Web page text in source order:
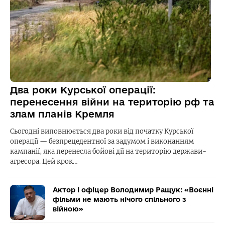
Два роки Курської операції:
перенесення війни на територію рф та
злам планів Кремля
Сьогодні виповнюється два роки від початку Курської
операції — безпрецедентної за задумом і виконанням
кампанії, яка перенесла бойові дії на територію держави-
агресора. Цей крок…
Актор і офіцер Володимир Ращук: «Воєнні
фільми не мають нічого спільного з
війною»